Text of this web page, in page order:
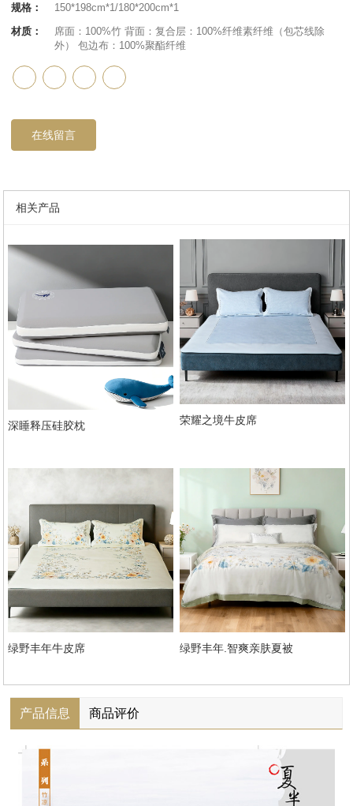
规格：
150*198cm*1/180*200cm*1
材质：
席面：100%竹 背面：复合层：100%纤维素纤维（包芯线除
外） 包边布：100%聚酯纤维
在线留言
相关产品
深睡释压硅胶枕 荣耀之境牛皮席
绿野丰年牛皮席 绿野丰年.智爽亲肤夏被
产品信息 商品评价